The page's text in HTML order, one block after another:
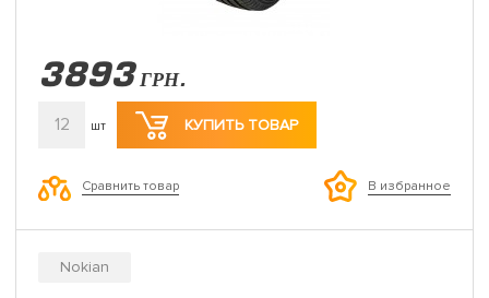
3893 ГРН.
12 шт КУПИТЬ ТОВАР
Сравнить товар В избранное
Nokian